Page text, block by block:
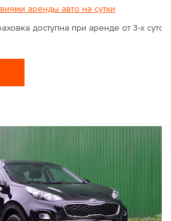
аренды авто на сутки
доступна при аренде от 3-х суток